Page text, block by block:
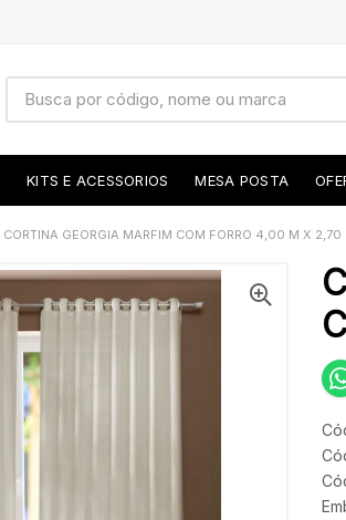
KITS E ACESSORIOS MESA POSTA
CORTINA GEORGIA MARFIM COM FORRO 4,00 M X 2,70